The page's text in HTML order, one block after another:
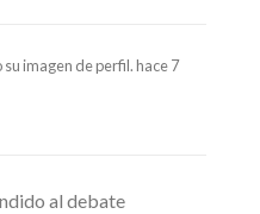
imagen de perfil.hace 7
al debate